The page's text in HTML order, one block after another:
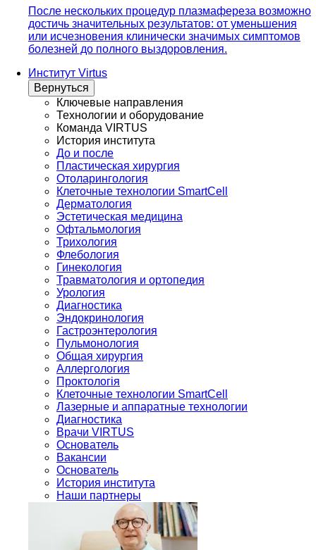
После нескольких процедур плазмафереза возможно
достичь значительных результатов: от уменьшения
или исчезновения клинически значимых симптомов
болезней до полного выздоровления.
Институт Virtus
Вернуться
Ключевые направления
Технологии и оборудование
Команда VIRTUS
История института
До и после
Пластическая хирургия
Отоларингология
Клеточные технологии SmartCell
Дерматология
Эстетическая медицина
Офтальмология
Трихология
Флебология
Гинекология
Травматология и ортопедия
Урология
Диагностика
Эндокринология
Гастроэнтерология
Пульмонология
Общая хирургия
Аллергология
Проктологія
Клеточные технологии SmartCell
Лазерные и аппаратные технологии
Диагностика
Врачи VIRTUS
Основатель
Вакансии
Основатель
История института
Наши партнеры